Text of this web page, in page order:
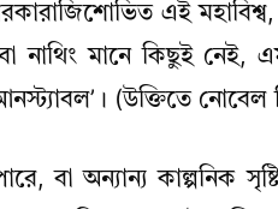
এই
নাথিং মানে কিছুই নেই,
(উক্তিতে
বা অন্যান্য কাল্পনিক